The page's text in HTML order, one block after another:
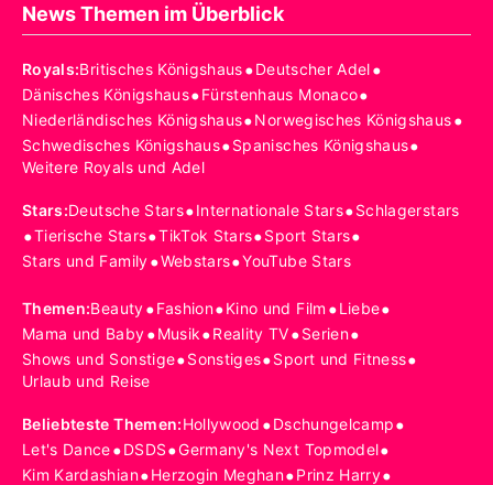
News Themen im Überblick
Royals:Britisches Königshaus•Deutscher Adel•
Dänisches Königshaus•Fürstenhaus Monaco•
Niederländisches Königshaus•Norwegisches Königshaus•
Schwedisches Königshaus•Spanisches Königshaus•
Weitere Royals und Adel
Stars:Deutsche Stars•Internationale Stars•Schlagerstars
•Tierische Stars•TikTok Stars•Sport Stars•
Stars und Family•Webstars•YouTube Stars
Themen:Beauty•Fashion•Kino und Film •Liebe•
Mama und Baby•Musik•Reality TV•Serien•
Shows und Sonstige•Sonstiges•Sport und Fitness•
Urlaub und Reise
Beliebteste Themen:Hollywood •Dschungelcamp•
Let's Dance•DSDS•Germany's Next Topmodel•
Kim Kardashian•Herzogin Meghan•Prinz Harry•